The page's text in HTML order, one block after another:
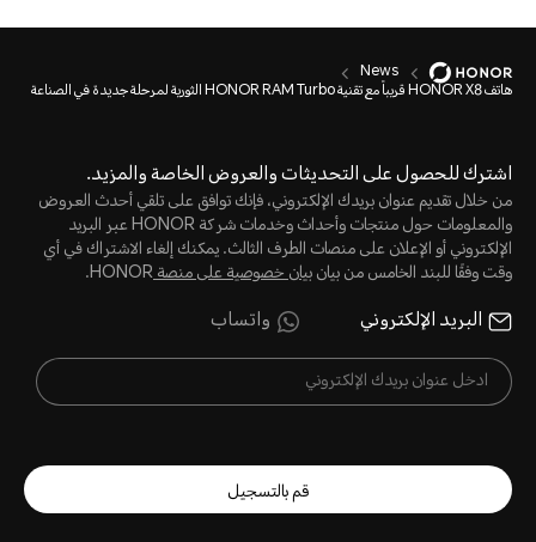
News
هاتف HONOR X8 قريباً مع تقنية HONOR RAM Turbo الثورية لمرحلة جديدة في الصناعة
اشترك للحصول على التحديثات والعروض الخاصة والمزيد.
من خلال تقديم عنوان بريدك الإلكتروني، فإنك توافق على تلقي أحدث العروض
والمعلومات حول منتجات وأحداث وخدمات شركة HONOR عبر البريد
الإلكتروني أو الإعلان على منصات الطرف الثالث. يمكنك إلغاء الاشتراك في أي
وقت وفقًا للبند الخامس من بيانبيان خصوصية على منصةHONOR.
البريد الإلكتروني واتساب
قم بالتسجيل